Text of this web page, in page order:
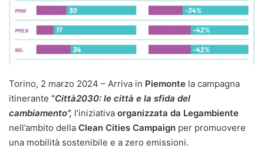
Torino, 2 marzo 2024 – Arriva in Piemonte la campagna
itinerante “Città2030: le città e la sfida del
cambiamento”, l’iniziativa organizzata da Legambiente
nell’ambito della Clean Cities Campaign per promuovere
una mobilità sostenibile e a zero emissioni.